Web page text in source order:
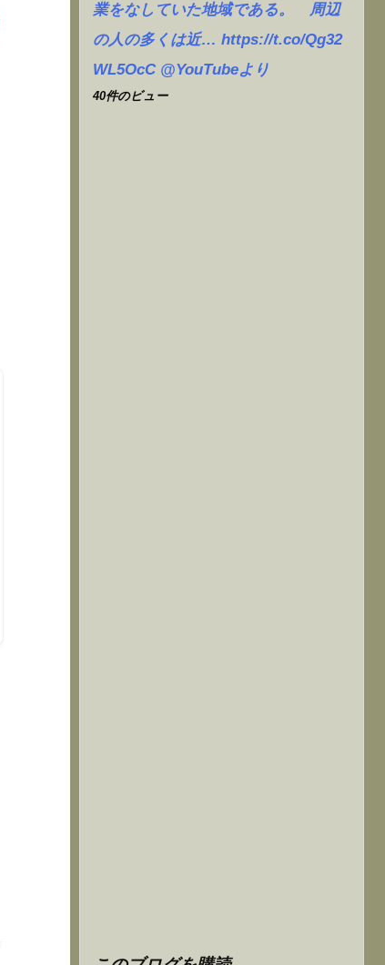
業をなしていた地域である。 周辺
の人の多くは近… https://t.co/Qg32
WL5OcC @YouTubeより
40件のビュー